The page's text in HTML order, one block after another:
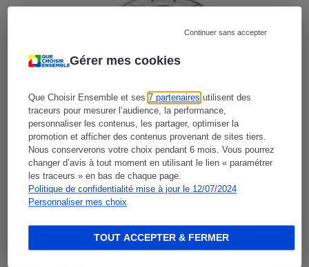
Gérer mes cookies
Que Choisir Ensemble et ses7 partenaires utilisent des
traceurs pour mesurer l’audience, la performance,
personnaliser les contenus, les partager, optimiser la
promotion et afficher des contenus provenant de sites tiers.
Nous conserverons votre choix pendant 6 mois. Vous pourrez
changer d’avis à tout moment en utilisant le lien « paramétrer
les traceurs » en bas de chaque page.
Politique de confidentialité mise à jour le 12/07/2024
Personnaliser mes choix
Continuer sans accepter
TOUT ACCEPTER & FERMER